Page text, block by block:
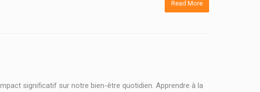
Read More
significatif sur notre bien-être quotidien. Apprendre à la